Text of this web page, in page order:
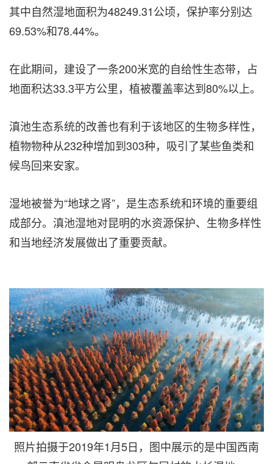
其中自然湿地面积为48249.31公顷，保护率分别达
69.53%和78.44%。
在此期间，建设了一条200米宽的自给性生态带，占
地面积达33.3平方公里，植被覆盖率达到80%以上。
滇池生态系统的改善也有利于该地区的生物多样性，
植物物种从232种增加到303种，吸引了某些鱼类和
候鸟回来安家。
湿地被誉为“地球之肾”，是生态系统和环境的重要组
成部分。滇池湿地对昆明的水资源保护、生物多样性
和当地经济发展做出了重要贡献。
照片拍摄于2019年1月5日，图中展示的是中国西南